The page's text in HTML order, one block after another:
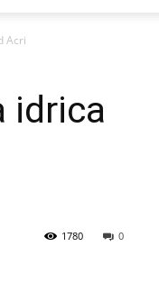
Acri
idrica
0
1780